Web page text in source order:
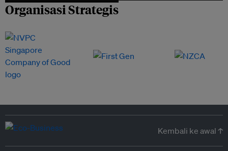
Organisasi Strategis
Kembali ke awal ↑